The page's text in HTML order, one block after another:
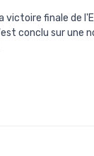
victoire finale de
conclu sur une